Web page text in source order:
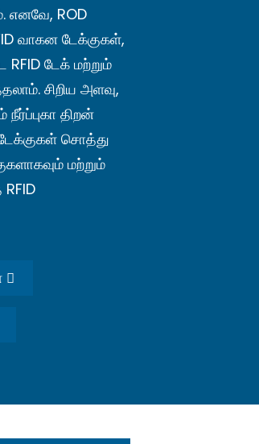
எனவே, ROD
வாகன டேக்குகள்,
டேக் மற்றும்
சிறிய அளவு,
திறன்
சொத்து
மற்றும்